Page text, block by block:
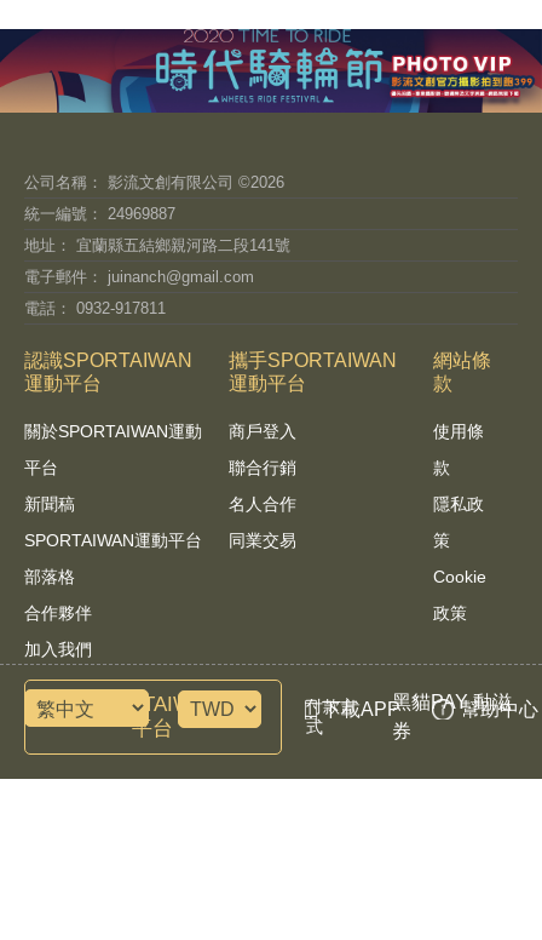
公司名稱： 影流文創有限公司 ©2026
統一編號： 24969887
地址： 宜蘭縣五結鄉親河路二段141號
電子郵件： juinanch@gmail.com
電話： 0932-917811
認識SPORTAIWAN
運動平台
關於SPORTAIWAN運動
平台
新聞稿
SPORTAIWAN運動平台
部落格
合作夥伴
加入我們
攜手SPORTAIWAN
運動平台
商戶登入
聯合行銷
名人合作
同業交易
網站條
款
使用條
款
隱私政
策
Cookie
政策
諮詢SPORTAIWAN運動
平台
付款方
式
黑貓PAY 動滋
券
下載APP 幫助中心